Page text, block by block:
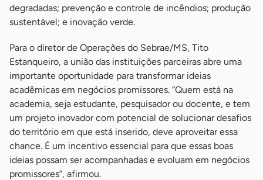
degradadas; prevenção e controle de incêndios; produção
sustentável; e inovação verde.
Para o diretor de Operações do Sebrae/MS, Tito
Estanqueiro, a união das instituições parceiras abre uma
importante oportunidade para transformar ideias
acadêmicas em negócios promissores. “Quem está na
academia, seja estudante, pesquisador ou docente, e tem
um projeto inovador com potencial de solucionar desafios
do território em que está inserido, deve aproveitar essa
chance. É um incentivo essencial para que essas boas
ideias possam ser acompanhadas e evoluam em negócios
promissores”, afirmou.